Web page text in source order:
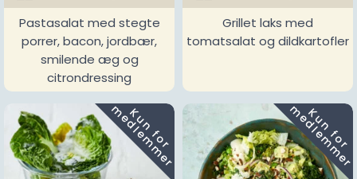
Pastasalat med stegte
porrer, bacon, jordbær,
smilende æg og
citrondressing
Grillet laks med
tomatsalat og dildkartofler
K
u
n
f
o
r
m
e
d
l
e
m
m
e
r K
u
n
f
o
r
m
e
d
l
e
m
m
e
r